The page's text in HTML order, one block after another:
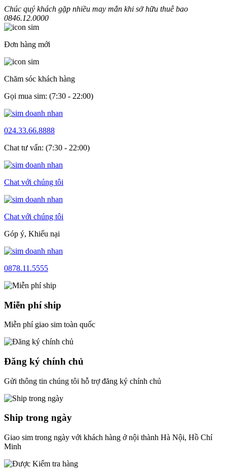
Chúc quý khách gặp nhiều may mắn khi sở hữu thuê bao
0846.12.0000
Đơn hàng mới
Chăm sóc khách hàng
Gọi mua sim: (7:30 - 22:00)
024.33.66.8888
Chat tư vấn: (7:30 - 22:00)
Chat với chúng tôi
Chat với chúng tôi
Góp ý, Khiếu nại
0878.11.5555
Miễn phí ship
Miễn phí giao sim toàn quốc
Đăng ký chính chủ
Gửi thông tin chúng tôi hỗ trợ đăng ký chính chủ
Ship trong ngày
Giao sim trong ngày với khách hàng ở nội thành Hà Nội, Hồ Chí
Minh